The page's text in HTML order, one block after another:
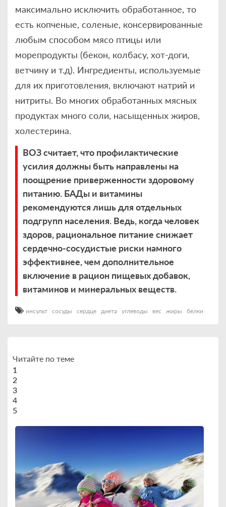
максимально исключить обработанное, то
есть копченые, соленые, консервированные
любым способом мясо птицы или
морепродукты (бекон, колбасу, хот-доги,
ветчину и т.д). Ингредиенты, используемые
для их приготовления, включают натрий и
нитриты. Во многих обработанных мясных
продуктах много соли, насыщенных жиров,
холестерина.
ВОЗ считает, что профилактические
усилия должны быть направлены на
поощрение приверженности здоровому
питанию. БАДы и витамины
рекомендуются лишь для отдельных
подгрупп населения. Ведь, когда человек
здоров, рациональное питание снижает
сердечно-сосудистые риски намного
эффективнее, чем дополнительное
включение в рацион пищевых добавок,
витаминов и минеральных веществ.
инсульт сосуды сердце диета углеводы вес жиры белки
Читайте по теме
1
2
3
4
5